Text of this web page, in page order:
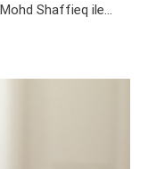
Mohd Shaffieq ile…